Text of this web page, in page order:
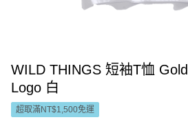
WILD THINGS 短袖T恤
Logo 白
超取滿NT$1,500免運